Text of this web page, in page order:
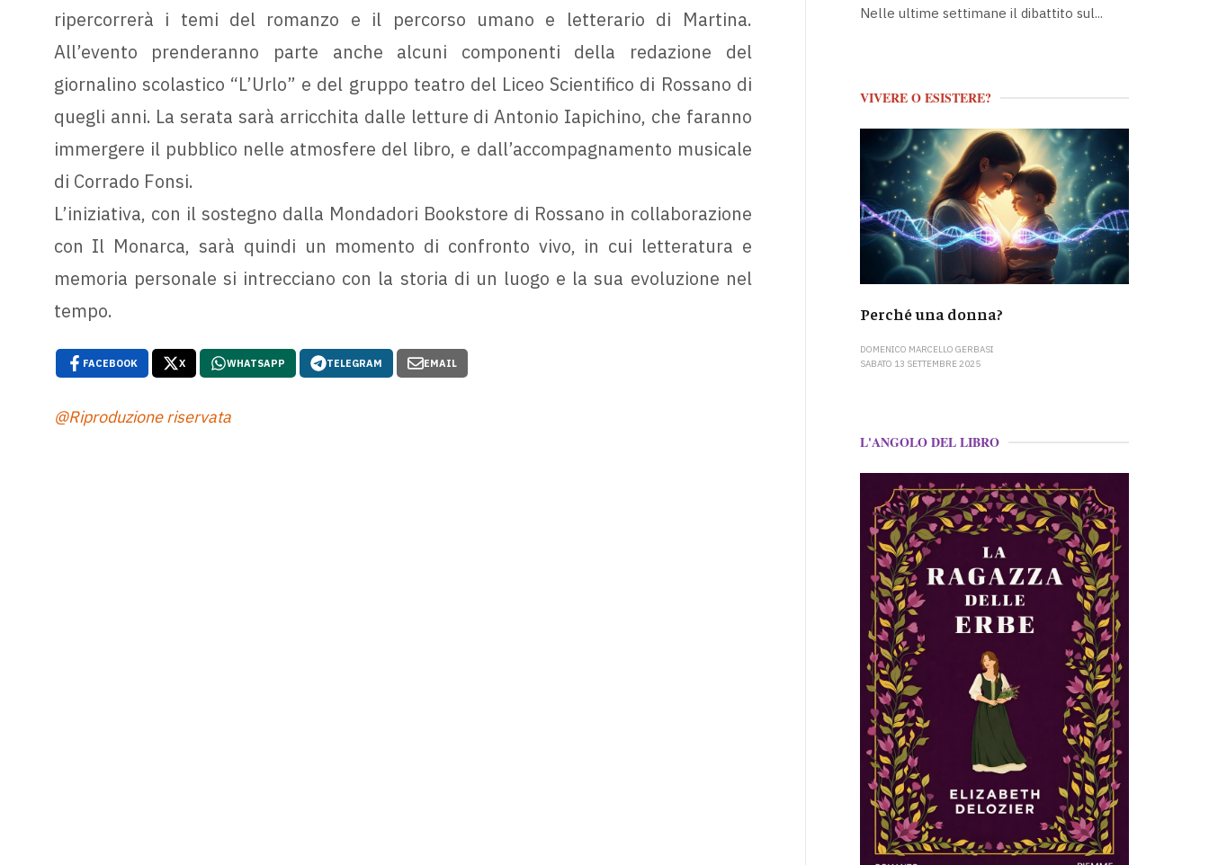
ripercorrerà i temi del romanzo e il percorso umano e letterario di Martina.
All’evento prenderanno parte anche alcuni componenti della redazione del
giornalino scolastico “L’Urlo” e del gruppo teatro del Liceo Scientifico di Rossano di
quegli anni. La serata sarà arricchita dalle letture di Antonio Iapichino, che faranno
immergere il pubblico nelle atmosfere del libro, e dall’accompagnamento musicale
di Corrado Fonsi.
L’iniziativa, con il sostegno dalla Mondadori Bookstore di Rossano in collaborazione
con Il Monarca, sarà quindi un momento di confronto vivo, in cui letteratura e
memoria personale si intrecciano con la storia di un luogo e la sua evoluzione nel
tempo.
FACEBOOK X WHATSAPP TELEGRAM EMAIL
@Riproduzione riservata
Nelle ultime settimane il dibattito sul...
VIVERE O ESISTERE?
Perché una donna?
DOMENICO MARCELLO GERBASI
SABATO 13 SETTEMBRE 2025
L'ANGOLO DEL LIBRO